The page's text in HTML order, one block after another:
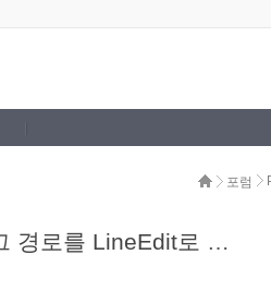
포럼
LineEdit로 가져오기